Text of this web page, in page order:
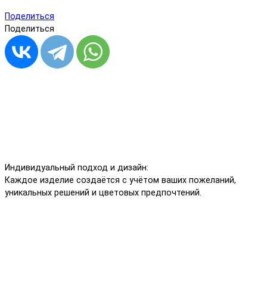
Поделиться
Поделиться
Индивидуальный подход и дизайн:
Каждое изделие создаётся с учётом ваших пожеланий,
уникальных решений и цветовых предпочтений.